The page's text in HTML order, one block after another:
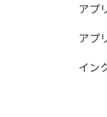
アプ
アプ
イン